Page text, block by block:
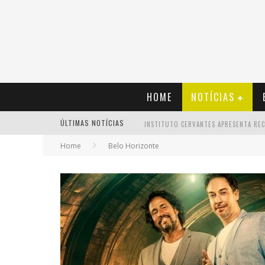
HOME NOTÍCIAS
ÚLTIMAS NOTÍCIAS
Home Belo Horizonte